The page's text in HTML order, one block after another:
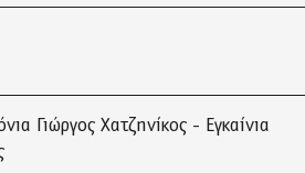
Γιώργος Χατζηνίκος - Εγκαίνια